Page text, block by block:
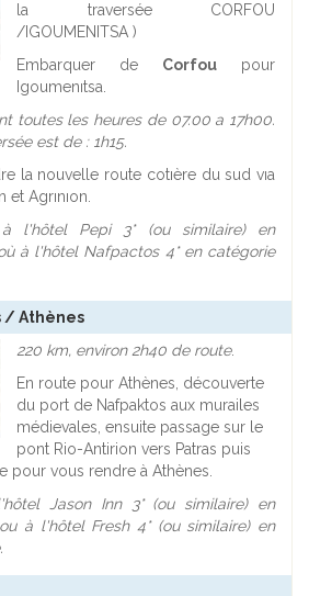
la traversée CORFOU
/IGOUMENITSA )
Embarquer de Corfou pour
Igoumenıtsa.
toutes les heures de 07.00 a 17h00.
est de : 1h15.
la nouvelle route cotıère du sud vıa
et Agrınıon.
l'hôtel Pepi 3* (ou similaire) en
à l'hôtel Nafpactos 4* en catégorie
/ Athènes
220 km, environ 2h40 de route.
En route pour Athènes, découverte
du port de Nafpaktos aux murailes
médievales, ensuite passage sur le
pont Rio-Antirion vers Patras puis
pour vous rendre à Athènes.
Jason Inn 3* (ou similaire) en
à l'hôtel Fresh 4* (ou similaire) en